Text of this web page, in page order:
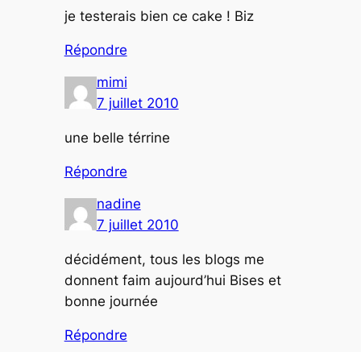
je testerais bien ce cake ! Biz
Répondre
mimi
7 juillet 2010
une belle térrine
Répondre
nadine
7 juillet 2010
décidément, tous les blogs me
donnent faim aujourd’hui Bises et
bonne journée
Répondre